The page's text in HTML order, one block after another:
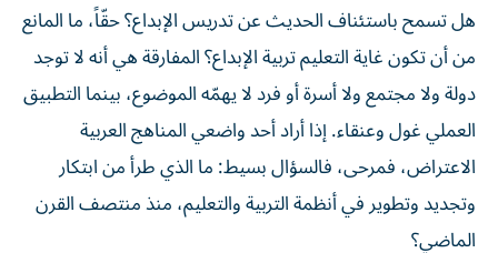
هل تسمح باستئناف الحديث عن تدريس الإبداع؟ حقّاً، ما المانع
من أن تكون غاية التعليم تربية الإبداع؟ المفارقة هي أنه لا توجد
دولة ولا مجتمع ولا أسرة أو فرد لا يهمّه الموضوع، بينما التطبيق
العملي غول وعنقاء. إذا أراد أحد واضعي المناهج العربية
الاعتراض، فمرحى، فالسؤال بسيط: ما الذي طرأ من ابتكار
وتجديد وتطوير في أنظمة التربية والتعليم، منذ منتصف القرن
الماضي؟